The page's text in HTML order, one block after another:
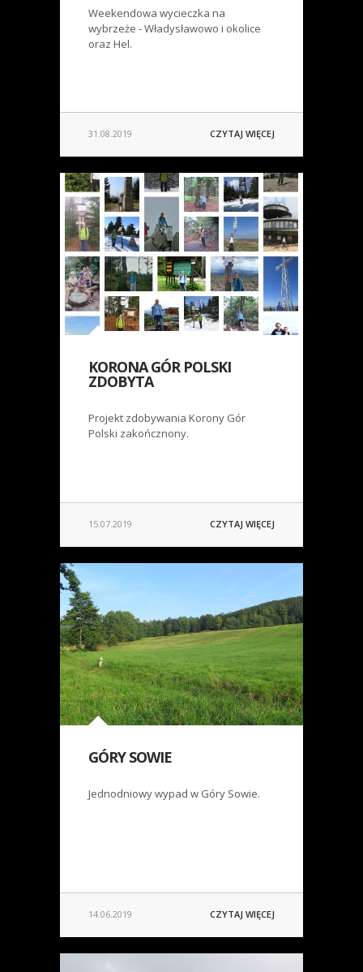
Weekendowa wycieczka na
wybrzeże - Władysławowo i okolice
oraz Hel.
31.08.2019 CZYTAJ WIĘCEJ
KORONA GÓR POLSKI
ZDOBYTA
Projekt zdobywania Korony Gór
Polski zakończnony.
15.07.2019 CZYTAJ WIĘCEJ
GÓRY SOWIE
Jednodniowy wypad w Góry Sowie.
14.06.2019 CZYTAJ WIĘCEJ